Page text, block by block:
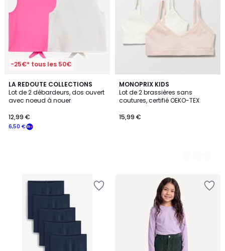
-25€* tous les 50€
LA REDOUTE COLLECTIONS
Lot de 2 débardeurs, dos ouvert
avec noeud à nouer
6,50 €
12,99 €
MONOPRIX KIDS
Lot de 2 brassières sans
coutures, certifié OEKO-TEX
15,99 €
2
Couleurs